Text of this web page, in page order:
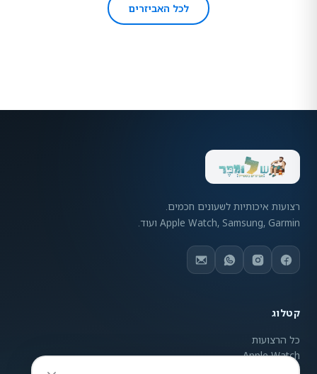
לכל האביזרים
רצועות איכותיות לשעונים חכמים.
Apple Watch, Samsung, Garmin ועוד.
קטלוג
כל הרצועות
Apple Watch
Samsung Galaxy